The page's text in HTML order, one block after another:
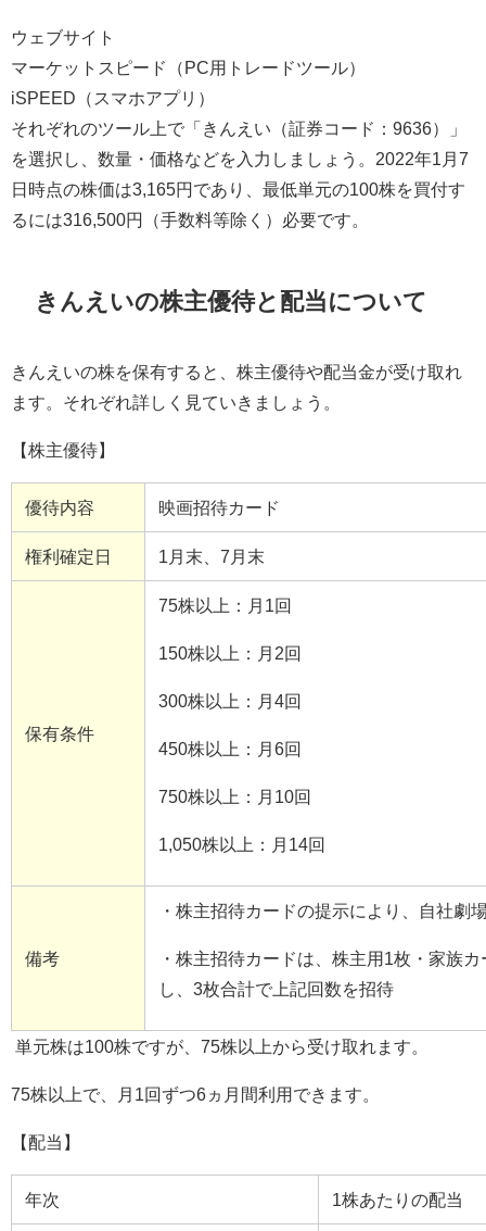
ウェブサイト
マーケットスピード（ PC用トレードツール）
iSPEED （スマホアプリ）
それぞれのツール上で「きんえい（証券コード： 9636）」
を選択し、数量・価格などを入力しましょう。 2022年1 月 7
日時点の株価は3,165円であり、最低単元の100株を買付す
るには316,500円（手数料等除く）必要です。
きんえいの株主優待と配当について
きんえいの株を保有すると、株主優待や配当金が受け取れ
ます。それぞれ詳しく見ていきましょう。
【株主優待】
優待内容 映画招待カード
権利確定日 1 月末、 7 月末
保有条件
75株以上：月 1 回
150株以上：月 2回
300株以上：月 4回
450株以上：月 6回
750株以上：月 10回
1,050株以上：月 14回
備考
・株主招待カードの提示により、自社劇
・株主招待カードは、株主用 1 枚・家族カ
し、 3枚合計で上記回数を招待
単元株は100株ですが、 75株以上から受け取れます。
75株以上で、月 1 回ずつ6ヵ月間利用できます。
【配当】
年次 1 株あたりの配当